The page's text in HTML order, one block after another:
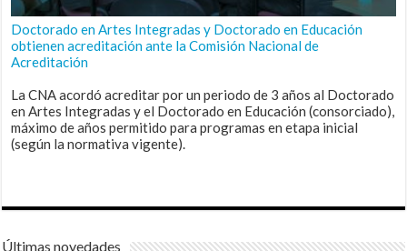
Doctorado en Artes Integradas y Doctorado en Educación
obtienen acreditación ante la Comisión Nacional de
Acreditación
La CNA acordó acreditar por un periodo de 3 años al Doctorado
en Artes Integradas y el Doctorado en Educación (consorciado),
máximo de años permitido para programas en etapa inicial
(según la normativa vigente).
Últimas novedades